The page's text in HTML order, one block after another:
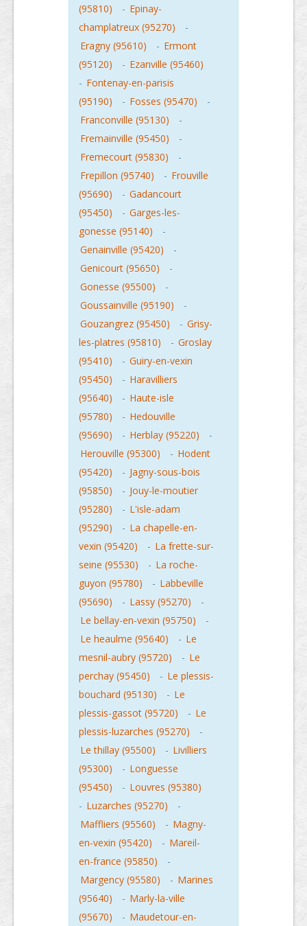
(95810) - Epinay-
champlatreux (95270)
-
Eragny (95610)
- Ermont
(95120)
- Ezanville (95460)
- Fontenay-en-parisis
(95190)
- Fosses (95470)
-
Franconville (95130)
-
Fremainville (95450)
-
Fremecourt (95830)
-
Frepillon (95740)
- Frouville
(95690)
- Gadancourt
(95450)
- Garges-les-
gonesse (95140)
-
Genainville (95420)
-
Genicourt (95650)
-
Gonesse (95500)
-
Goussainville (95190)
-
Gouzangrez (95450)
- Grisy-
les-platres (95810)
- Groslay
(95410)
- Guiry-en-vexin
(95450)
- Haravilliers
(95640)
- Haute-isle
(95780)
- Hedouville
(95690)
- Herblay (95220)
-
Herouville (95300)
- Hodent
(95420)
- Jagny-sous-bois
(95850)
- Jouy-le-moutier
(95280)
- L'isle-adam
(95290)
- La chapelle-en-
vexin (95420)
- La frette-sur-
seine (95530)
- La roche-
guyon (95780)
- Labbeville
(95690)
- Lassy (95270)
-
Le bellay-en-vexin (95750)
-
Le heaulme (95640)
- Le
mesnil-aubry (95720)
- Le
perchay (95450)
- Le plessis-
bouchard (95130)
- Le
plessis-gassot (95720)
- Le
plessis-luzarches (95270)
-
Le thillay (95500)
- Livilliers
(95300)
- Longuesse
(95450)
- Louvres (95380)
- Luzarches (95270)
-
Maffliers (95560)
- Magny-
en-vexin (95420)
- Mareil-
en-france (95850)
-
Margency (95580)
- Marines
(95640)
- Marly-la-ville
(95670)
- Maudetour-en-